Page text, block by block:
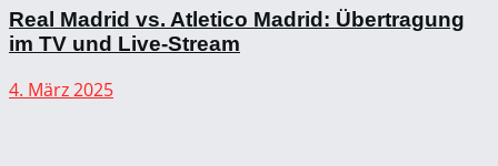
Real Madrid vs. Atletico Madrid: Übertragung
im TV und Live-Stream
4. März 2025